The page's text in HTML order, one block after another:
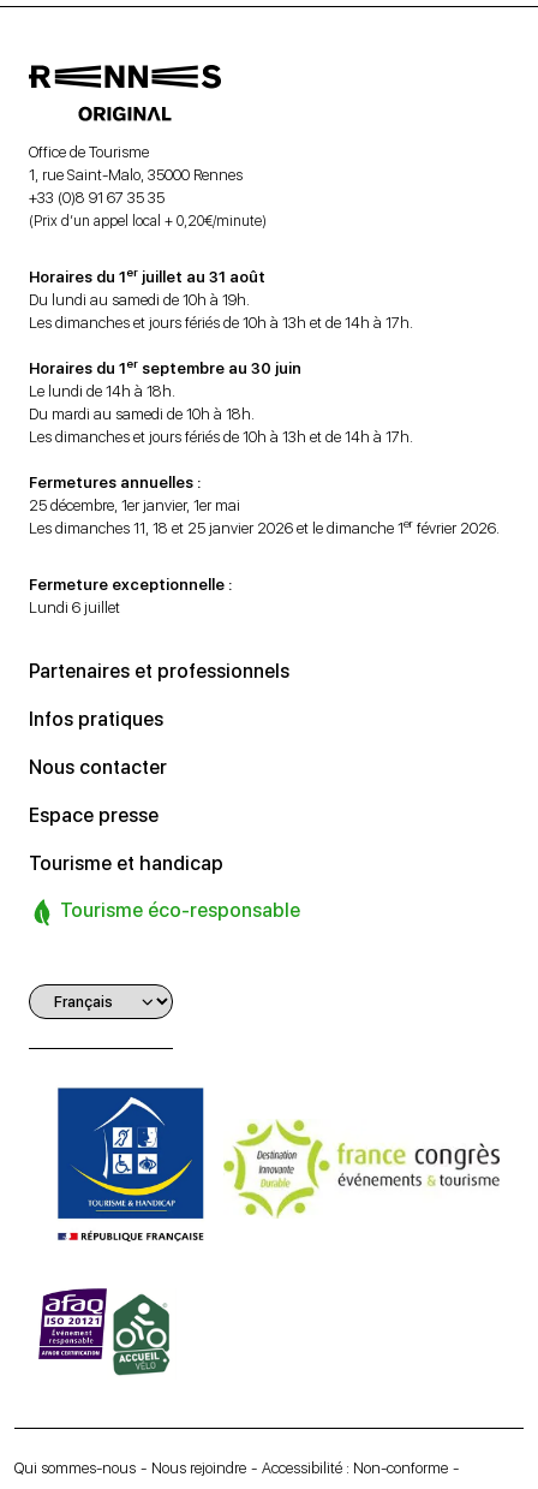
Office de Tourisme
1, rue Saint-Malo, 35000 Rennes
+33 (0)8 91 67 35 35
(Prix d’un appel local + 0,20€/minute)
Horaires du 1er juillet au 31 août
Du lundi au samedi de 10h à 19h.
Les dimanches et jours fériés de 10h à 13h et de 14h à 17h.
Horaires du 1er septembre au 30 juin
Le lundi de 14h à 18h.
Du mardi au samedi de 10h à 18h.
Les dimanches et jours fériés de 10h à 13h et de 14h à 17h.
Fermetures annuelles :
25 décembre, 1er janvier, 1er mai
Les dimanches 11, 18 et 25 janvier 2026 et le dimanche 1er février 2026.
Fermeture exceptionnelle :
Lundi 6 juillet
Partenaires et professionnels
Infos pratiques
Nous contacter
Espace presse
Tourisme et handicap
Tourisme éco-responsable
Qui sommes-nous Nous rejoindre Accessibilité : Non-conforme